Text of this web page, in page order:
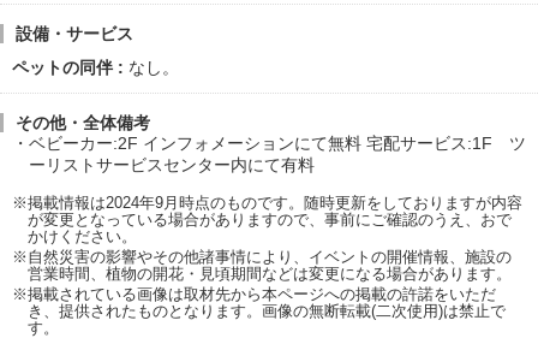
設備・サービス
ペットの同伴
なし。
その他・全体備考
ベビーカー:2F インフォメーションにて無料 宅配サービス:1F ツ
ーリストサービスセンター内にて有料
※掲載情報は2024年9月時点のものです。随時更新をしておりますが内容
が変更となっている場合がありますので、事前にご確認のうえ、おで
かけください。
※自然災害の影響やその他諸事情により、イベントの開催情報、施設の
営業時間、植物の開花・見頃期間などは変更になる場合があります。
※掲載されている画像は取材先から本ページへの掲載の許諾をいただ
き、提供されたものとなります。画像の無断転載(二次使用)は禁止で
す。